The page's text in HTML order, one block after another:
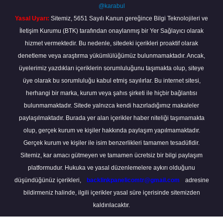
@karabul
Yasal Uyarı: Sitemiz, 5651 Sayılı Kanun gereğince Bilgi Teknolojileri ve
İletişim Kurumu (BTK) tarafından onaylanmış bir Yer Sağlayıcı olarak
hizmet vermektedir. Bu nedenle, sitedeki içerikleri proaktif olarak
denetleme veya araştırma yükümlülüğümüz bulunmamaktadır. Ancak,
üyelerimiz yazdıkları içeriklerin sorumluluğunu taşımakta olup, siteye
üye olarak bu sorumluluğu kabul etmiş sayılırlar. Bu internet sitesi,
herhangi bir marka, kurum veya şahıs şirketi ile hiçbir bağlantısı
bulunmamaktadır. Sitede yalnızca kendi hazırladığımız makaleler
paylaşılmaktadır. Burada yer alan içerikler haber niteliği taşımamakta
olup, gerçek kurum ve kişiler hakkında paylaşım yapılmamaktadır.
Gerçek kurum ve kişiler ile isim benzerlikleri tamamen tesadüfidir.
Sitemiz, kar amacı gütmeyen ve tamamen ücretsiz bir bilgi paylaşım
platformudur. Hukuka ve yasal düzenlemelere aykırı olduğunu
düşündüğünüz içerikleri,
backlinkpanelicomtr@gmail.com
adresine
bildirmeniz halinde, ilgili içerikler yasal süre içerisinde sitemizden
kaldırılacaktır.